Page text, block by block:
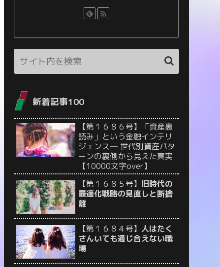
新着記事100
【第１６８６号】「資産裏
読み」という金融インテリ
ジェンス― 世代別資産パタ
ーンの裏側から見えた真実
【10000文字over】
【第１６８５号】 旧時代の
最適化戦略の見直しと断捨
離
【第１６８４号】 人はたく
さんいても通じ合えない職
場